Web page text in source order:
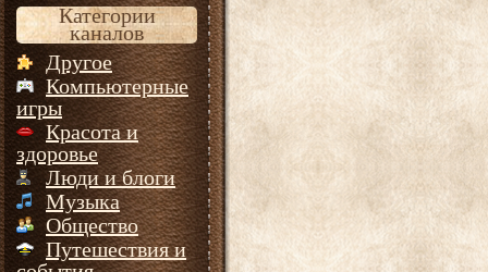
Категории
каналов
Другое
Компьютерные
игры
Красота и
здоровье
Люди и блоги
Музыка
Общество
Путешествия и